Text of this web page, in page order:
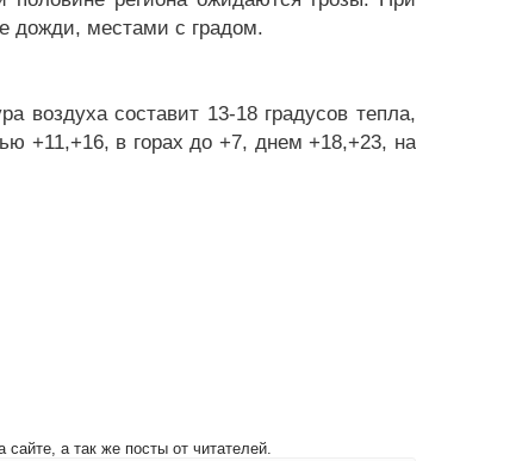
дожди, местами с градом.
воздуха составит 13-18 градусов тепла,
+11,+16, в горах до +7, днем +18,+23, на
а так же посты от читателей.